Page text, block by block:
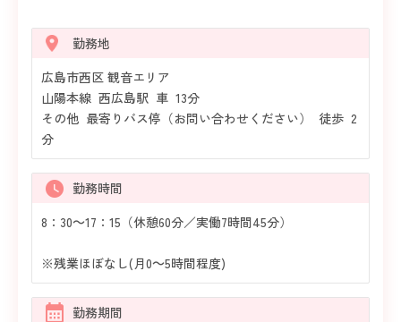
勤務地
広島市西区 観音エリア
山陽本線 西広島駅 車 13分
その他 最寄りバス停（お問い合わせください） 徒歩 2
分
勤務時間
8：30～17：15（休憩60分／実働7時間45分）
※残業ほぼなし(月0～5時間程度)
勤務期間